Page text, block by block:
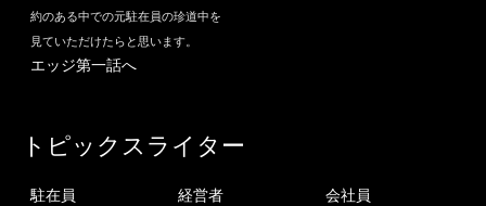
約のある中での元駐在員の珍道中を
見ていただけたらと思います。
エッジ第一話へ
トピックスライター
駐在員
経営者
会社員